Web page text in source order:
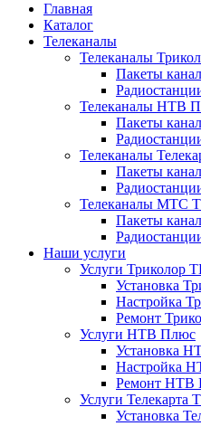
Главная
Каталог
Телеканалы
Телеканалы
Пакеты
Телеканалы НТВ
Пакеты
Телеканалы
Пакеты
Телеканалы МТС
Пакеты
Наши услуги
Услуги Триколор
Установка
Настройка
Ремонт
Услуги НТВ Плюс
Установка
Настройка
Ремонт НТВ
Услуги Телекарта
Установка